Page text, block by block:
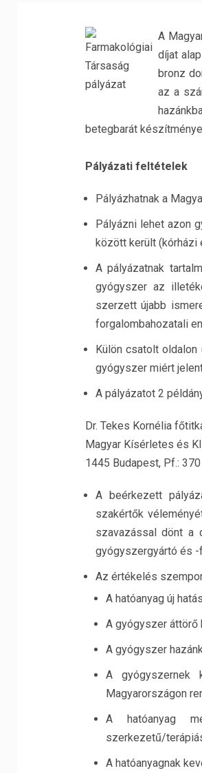
A
díjat
bronz
az a
betegbarát
Pályázati feltételek
Pályázhatnak a
Pályázni lehet azon
között került (kórházi
A pályázatnak
gyógyszer az
szerzett újabb
forgalombahozatali
Külön csatolt
gyógyszer miért
A pályázatot 2
Dr. Tekes Kornélia
Magyar Kísérletes és
1445 Budapest, Pf.: 370
A beérkezett
szakértők
szavazással dönt a
gyógyszergyártó és
Az értékelés
A hatóanyag új
A gyógyszer
A gyógyszer
A gyógyszernek
Magyarországon
A hatóanyag
szerkezetű/
A hatóanyagnak